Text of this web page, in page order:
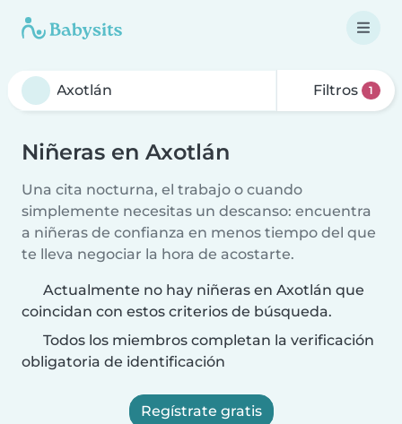
Filtros 1
Niñeras en Axotlán
Una cita nocturna, el trabajo o cuando
simplemente necesitas un descanso: encuentra
a niñeras de confianza en menos tiempo del que
te lleva negociar la hora de acostarte.
Actualmente no hay niñeras en Axotlán que
coincidan con estos criterios de búsqueda.
Todos los miembros completan la verificación
obligatoria de identificación
Regístrate gratis